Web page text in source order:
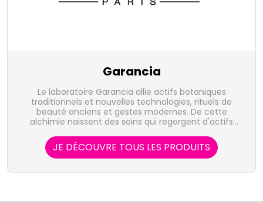
Garancia
Le laboratoire Garancia allie actifs botaniques
traditionnels et nouvelles technologies, rituels de
beauté anciens et gestes modernes. De cette
alchimie naissent des soins qui regorgent d'actifs
rapidement, à l'œil nu, le résultat sur leur peau.
Objectif : vous rendre belles en un coup de baguette
magique.
JE DÉCOUVRE TOUS LES PRODUITS